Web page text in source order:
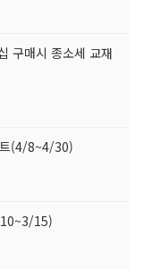
구매시 종소세 교재
트(4/8~4/30)
15)